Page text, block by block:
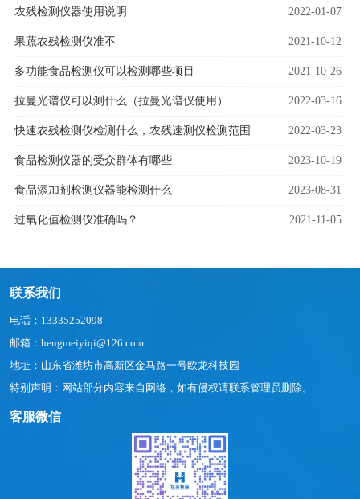
农残检测仪器使用说明 2022-01-07
果蔬农残检测仪准不 2021-10-12
多功能食品检测仪可以检测哪些项目 2021-10-26
拉曼光谱仪可以测什么（拉曼光谱仪使用） 2022-03-16
快速农残检测仪检测什么，农残速测仪检测范围 2022-03-23
食品检测仪器的受众群体有哪些 2023-10-19
食品添加剂检测仪器能检测什么 2023-08-31
过氧化值检测仪准确吗？ 2021-11-05
联系我们
电话：13335252098
邮箱：hengmeiyiqi@126.com
地址：山东省潍坊市高新区金马路一号欧龙科技园
特别声明：网站部分内容来自网络，如有侵权请联系管理员删除。
客服微信